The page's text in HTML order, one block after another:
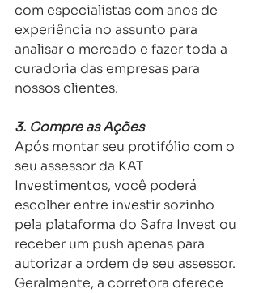
com especialistas com anos de
experiência no assunto para
analisar o mercado e fazer toda a
curadoria das empresas para
nossos clientes.
3. Compre as Ações
Após montar seu protifólio com o
seu assessor da KAT
Investimentos, você poderá
escolher entre investir sozinho
pela plataforma do Safra Invest ou
receber um push apenas para
autorizar a ordem de seu assessor.
Geralmente, a corretora oferece